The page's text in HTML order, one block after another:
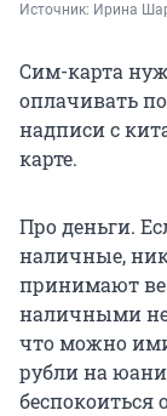
Источник: Ирина
Сим-карта
оплачивать
надписи с
карте.
Про деньги.
наличные,
принимают
наличными не
что можно
рубли на
беспокоиться